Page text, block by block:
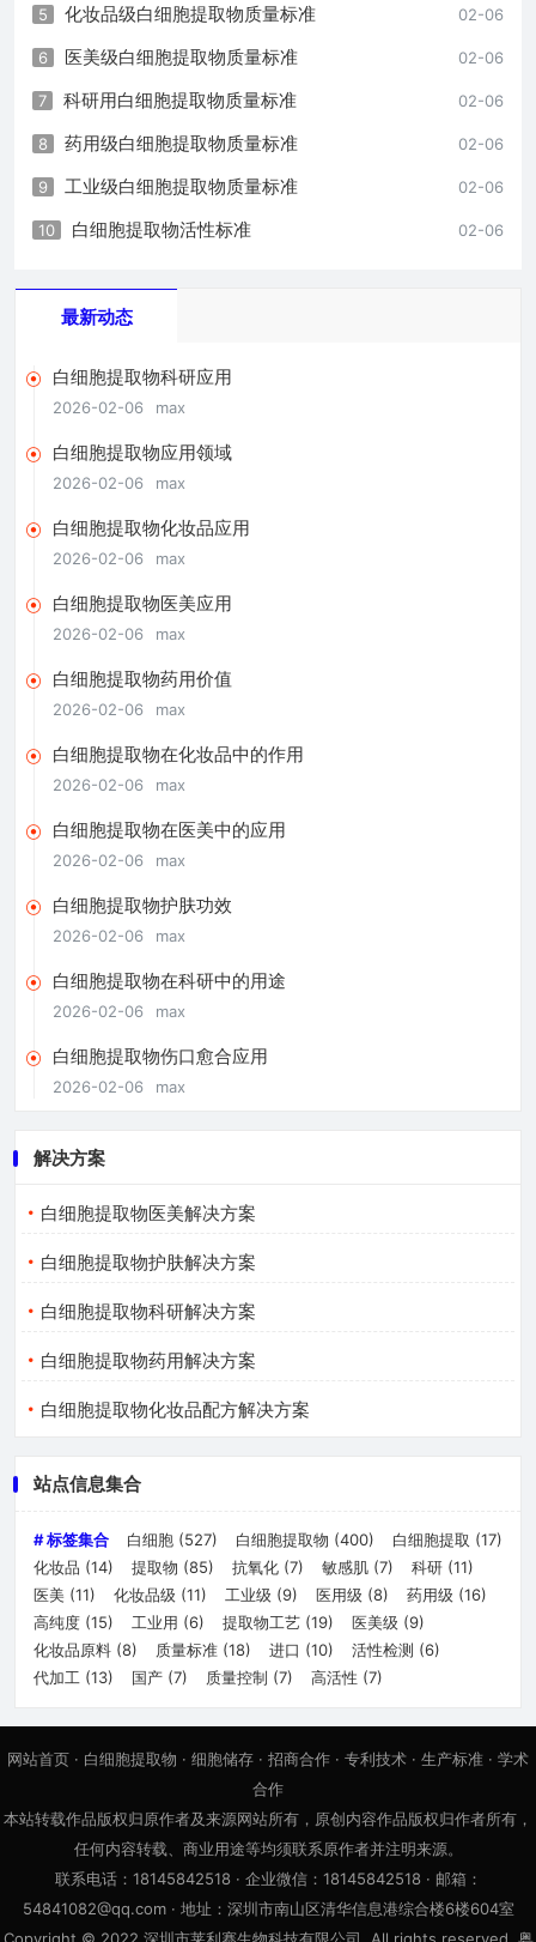
02-06
5 化妆品级白细胞提取物质量标准
02-06
6 医美级白细胞提取物质量标准
02-06
7 科研用白细胞提取物质量标准
02-06
8 药用级白细胞提取物质量标准
02-06
9 工业级白细胞提取物质量标准
02-06
10 白细胞提取物活性标准
最新动态
白细胞提取物科研应用
2026-02-06 max
白细胞提取物应用领域
2026-02-06 max
白细胞提取物化妆品应用
2026-02-06 max
白细胞提取物医美应用
2026-02-06 max
白细胞提取物药用价值
2026-02-06 max
白细胞提取物在化妆品中的作用
2026-02-06 max
白细胞提取物在医美中的应用
2026-02-06 max
白细胞提取物护肤功效
2026-02-06 max
白细胞提取物在科研中的用途
2026-02-06 max
白细胞提取物伤口愈合应用
2026-02-06 max
解决方案
白细胞提取物医美解决方案
白细胞提取物护肤解决方案
白细胞提取物科研解决方案
白细胞提取物药用解决方案
白细胞提取物化妆品配方解决方案
站点信息集合
# 标签集合 白细胞 (527) 白细胞提取物 (400) 白细胞提取 (17)
化妆品 (14) 提取物 (85) 抗氧化 (7) 敏感肌 (7) 科研 (11)
医美 (11) 化妆品级 (11) 工业级 (9) 医用级 (8) 药用级 (16)
高纯度 (15) 工业用 (6) 提取物工艺 (19) 医美级 (9)
化妆品原料 (8) 质量标准 (18) 进口 (10) 活性检测 (6)
代加工 (13) 国产 (7) 质量控制 (7) 高活性 (7)
网站首页 · 白细胞提取物 · 细胞储存 · 招商合作 · 专利技术 · 生产标准 · 学术
合作
本站转载作品版权归原作者及来源网站所有，原创内容作品版权归作者所有，
任何内容转载、商业用途等均须联系原作者并注明来源。
联系电话：18145842518 · 企业微信：18145842518 · 邮箱：
54841082@qq.com · 地址：深圳市南山区清华信息港综合楼6楼604室
Copyright © 2022 深圳市莱利赛生物科技有限公司. All rights reserved. 粤